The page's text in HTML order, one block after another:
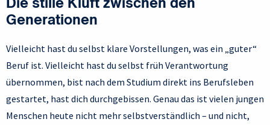
Die stille Kluft zwischen den
Generationen
Vielleicht hast du selbst klare Vorstellungen, was ein „guter“
Beruf ist. Vielleicht hast du selbst früh Verantwortung
übernommen, bist nach dem Studium direkt ins Berufsleben
gestartet, hast dich durchgebissen. Genau das ist vielen jungen
Menschen heute nicht mehr selbstverständlich – und nicht,